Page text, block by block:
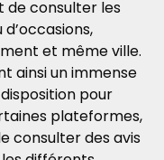
consulter les
et même ville.
ainsi un immense
pour
plateformes,
consulter des avis